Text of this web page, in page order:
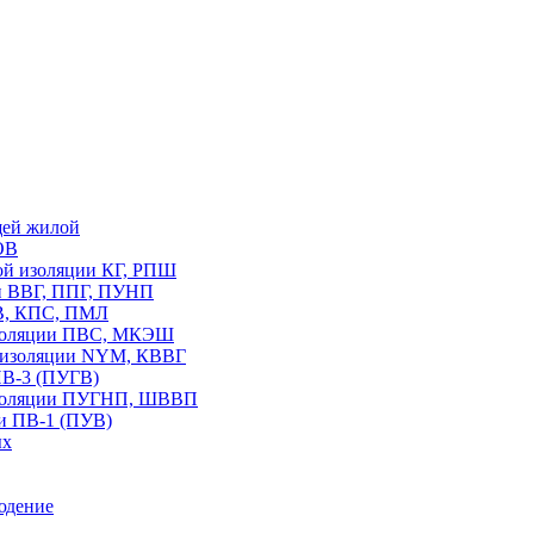
жилой
изоляции КГ, РПШ
ВВГ, ППГ, ПУНП
КПС, ПМЛ
ПВС, МКЭШ
NYM, КВВГ
3 (ПУГВ)
ПУГНП, ШВВП
ПВ-1 (ПУВ)